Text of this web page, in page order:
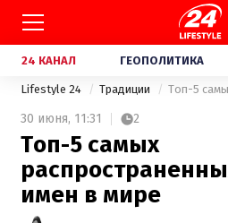
24 КАНАЛ ГЕОПОЛИТИКА
Lifestyle 24 Традиции
30 июня, 11:31 2
Топ-5 самых
имен в мире